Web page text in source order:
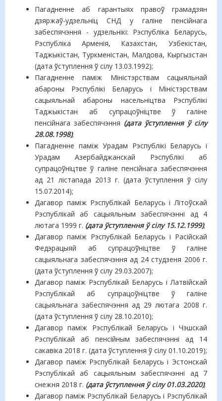
Пагадненне аб гарантыях правоў грамадзян
дзяржаў-удзельніц СНД у галіне пенсійнага
забеспячэння - удзельнікі: Рэспубліка Беларусь,
Рэспубліка Арменія, Казахстан, Узбекістан,
Таджыкістан, Туркменістан, Малдова, Кыргызстан
(дата ўступлення ў сілу 13.03.1992);
Пагадненне паміж Міністэрствам сацыяльнай
абароны Рэспублікі Беларусь і Міністэрствам
сацыяльнай абароны насельніцтва Рэспублікі
Таджыкістан аб супрацоўніцтве ў галіне
пенсійнага забеспячэння (дата ўступлення ў сілу
28.08.1998);
Пагадненне паміж Урадам Рэспублікі Беларусь і
Урадам Азербайджанскай Рэспублікі аб
супрацоўніцтве ў галіне пенсійнага забеспячэння
ад 21 лістапада 2013 г. (дата ўступлення ў сілу
15.07.2014);
Дагавор паміж Рэспублікай Беларусь і Літоўскай
Рэспублікай аб сацыяльным забеспячэнні ад 4
лютага 1999 г. (дата ўступлення ў сілу 15.12.1999);
Дагавор паміж Рэспублікай Беларусь і Расійскай
Федэрацыяй аб супрацоўніцтве ў галіне
сацыяльнага забеспячэння ад 24 студзеня 2006 г.
(дата ўступлення ў сілу 29.03.2007);
Дагавор паміж Рэспублікай Беларусь і Латвійскай
Рэспублікай аб супрацоўніцтве ў галіне
сацыяльнага забеспячэння ад 29 лютага 2008 г.
(дата ўступлення ў сілу 28.10.2010);
Дагавор паміж Рэспублікай Беларусь і Чэшскай
Рэспублікай аб пенсійным забеспячэнні ад 14
сакавіка 2018 г. (дата ўступлення ў сілу 01.10.2019);
Дагавор паміж Рэспублікай Беларусь і Эстонскай
Рэспублікай аб сацыяльным забеспячэнні ад 7
снежня 2018 г. (дата ўступлення ў сілу 01.03.2020);
Дагавор паміж Рэспублікай Беларусь і Рэспублікай